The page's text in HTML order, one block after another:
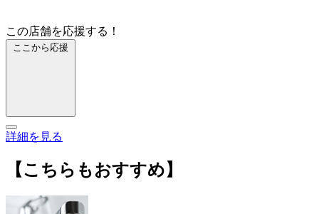
この店舗を応援する！
ここから応援
詳細を見る
【こちらもおすすめ】